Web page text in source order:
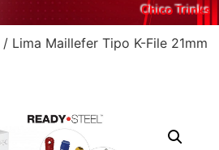
Chico Trinks
/ Lima Maillefer Tipo K-File 21mm